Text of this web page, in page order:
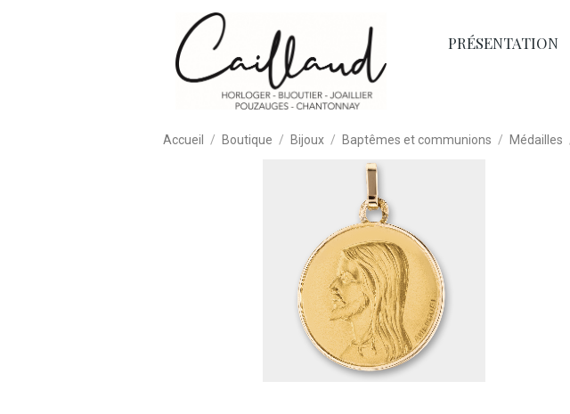
PRÉSENTATION
Accueil Boutique Bijoux Baptêmes et communions Médailles